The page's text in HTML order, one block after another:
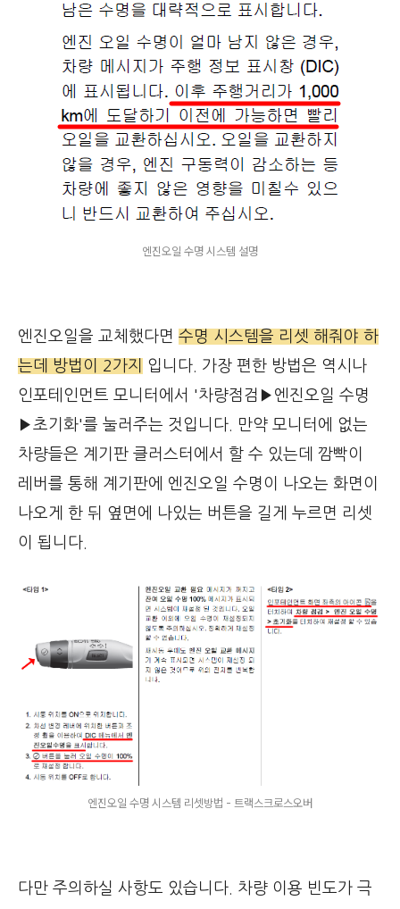
엔진오일 수명 시스템 설명
엔진오일을 교체했다면 수명 시스템을 리셋 해줘야 하
는데 방법이 2가지
입니다. 가장 편한 방법은 역시나
인포테인먼트 모니터에서 '차량점검▶엔진오일 수명
▶초기화'를 눌러주는 것입니다. 만약 모니터에 없는
차량들은 계기판 클러스터에서 할 수 있는데 깜빡이
레버를 통해 계기판에 엔진오일 수명이 나오는 화면이
나오게 한 뒤 옆면에 나있는 버튼을 길게 누르면 리셋
이 됩니다.
엔진오일 수명 시스템 리셋방법 - 트랙스크로스오버
다만 주의하실 사항도 있습니다. 차량 이용 빈도가 극